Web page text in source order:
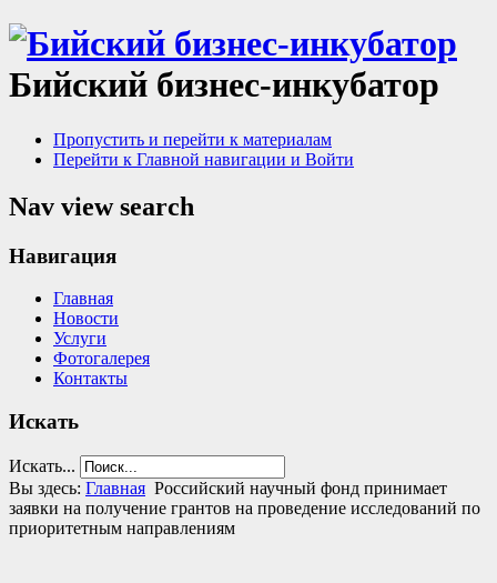
Бийский бизнес-инкубатор
Пропустить и перейти к материалам
Перейти к Главной навигации и Войти
Nav view search
Навигация
Главная
Новости
Услуги
Фотогалерея
Контакты
Искать
Искать...
Вы здесь: Главная Российский научный фонд принимает
заявки на получение грантов на проведение исследований по
приоритетным направлениям